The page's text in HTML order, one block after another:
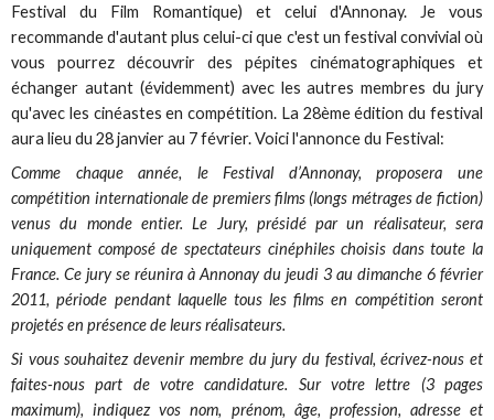
Festival du Film Romantique) et celui d'Annonay. Je vous
recommande d'autant plus celui-ci que c'est un festival convivial où
vous pourrez découvrir des pépites cinématographiques et
échanger autant (évidemment) avec les autres membres du jury
qu'avec les cinéastes en compétition. La 28ème édition du festival
aura lieu du 28 janvier au 7 février. Voici l'annonce du Festival:
Comme chaque année, le Festival d’Annonay, proposera une
compétition internationale de premiers films (longs métrages de fiction)
venus du monde entier. Le Jury, présidé par un réalisateur, sera
uniquement composé de spectateurs cinéphiles choisis dans toute la
France. Ce jury se réunira à Annonay du jeudi 3 au dimanche 6 février
2011, période pendant laquelle tous les films en compétition seront
projetés en présence de leurs réalisateurs.
Si vous souhaitez devenir membre du jury du festival, écrivez-nous et
faites-nous part de votre candidature. Sur votre lettre (3 pages
maximum), indiquez vos nom, prénom, âge, profession, adresse et